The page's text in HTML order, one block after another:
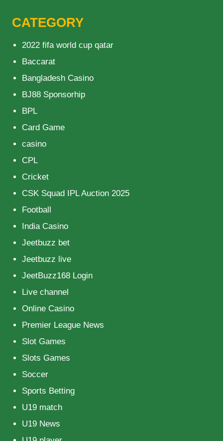
CATEGORY
2022 fifa world cup qatar
Baccarat
Bangladesh Casino
BJ88 Sponsorhip
BPL
Card Game
casino
CPL
Cricket
CSK Squad IPL Auction 2025
Football
India Casino
Jeetbuzz bet
Jeetbuzz live
JeetBuzz168 Login
Live channel
Online Casino
Premier League News
Slot Games
Slots Games
Soccer
Sports Betting
U19 match
U19 News